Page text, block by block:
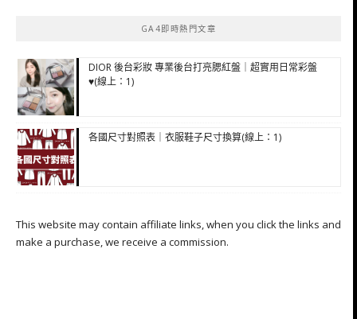
GA4即時熱門文章
DIOR 後台彩妝 專業後台打亮腮紅盤｜超實用日常彩盤
♥(線上：1)
各國尺寸對照表｜衣服鞋子尺寸換算(線上：1)
This website may contain affiliate links, when you click the links and
make a purchase, we receive a commission.